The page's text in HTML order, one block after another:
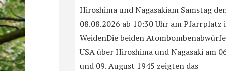
Hiroshima und Nagasakiam Samstag
08.08.2026 ab 10:30 Uhr am Pfarrplatz
WeidenDie beiden
USA über Hiroshima und Nagasaki am
und 09. August 1945 zeigten das